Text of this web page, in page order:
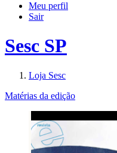
Meu perfil
Sair
Sesc SP
Loja Sesc
Matérias da edição